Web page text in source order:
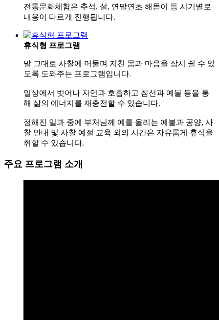
전통문화체험은 추석, 설, 연말연초 해돋이 등 시기별로
내용이 다르게 진행됩니다.
휴식형 프로그램
말 그대로 사찰에 머물며 지친 몸과 마음을 잠시 쉴 수 있
도록 도와주는 프로그램입니다.
일상에서 벗어나 자연과 호흡하고 참선과 예불 등을 통
해 삶의 에너지를 재충전할 수 있습니다.
정해진 일과 중에 부처님께 예를 올리는 예불과 공양, 사
찰 안내 및 사찰 예절 교육 외의 시간은 자유롭게 휴식을
취할 수 있습니다.
주요 프로그램 소개